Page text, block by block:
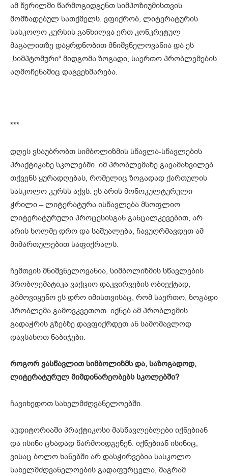
ამ წერილში წარმოგიდგენთ სიმპოზიუმისთვის
მომზადებულ სათქმელს. ვფიქრობ, ლიტერატურის
სასკოლო კურსის განხილვა ერთ კონკრეტულ
მაგალითზე დაყრდნობით მნიშვნელოვანია და ეს
„სიმპტომური“ მიდგომა ზოგადი, საერთო პრობლემების
აღმოჩენაშიც დაგვეხმარება.
***
დღეს ვსაუბრობთ სიმბოლიზმის სწავლა-სწავლების
პრაქტიკაზე სკოლებში. იმ პრობლემაზე გავამახვილებ
თქვენს ყურადღებას, რომელიც ზოგადად ქართულის
სასკოლო კურსს აქვს. ეს არის მონოკულტურული
ჭრილი – ლიტერატურა ისწავლება მსოფლიო
ლიტერატურული პროცესისგან განცალკევებით, არ
არის ხოლმე დრო და საშუალება, ჩავუღრმავდეთ ამ
მიმართულებით საფიქრალს.
ჩემთვის მნიშვნელოვანია, სიმბოლიზმის სწავლების
პრობლემატიკა ვაქციო დაკვირვების ობიექტად,
გამოვიყენო ეს დრო იმისთვისაც, რომ საერთო, ზოგადი
პრობლემა გამოვკვეთოთ. იქნებ ამ პრობლემის
გადაჭრის გზებზე დავფიქრდეთ ან სამომავლოდ
დავსახოთ ნაბიჯები.
როგორ ვასწავლით სიმბოლიზმს და, საზოგადოდ,
ლიტერატურულ მიმდინარეობებს სკოლებში?
ჩავიხედოთ სახელმძღვანელოებში.
აუდიტორიაში პრაქტიკოსი მასწავლებლები იქნებიან
და ისინი ცხადად წარმოიდგენენ. იქნებიან ისინიც,
ვისაც ბოლო ხანებში არ დასჭირვებია სასკოლო
სახელმძღვანელოების გადაფურცვლა, მაგრამ